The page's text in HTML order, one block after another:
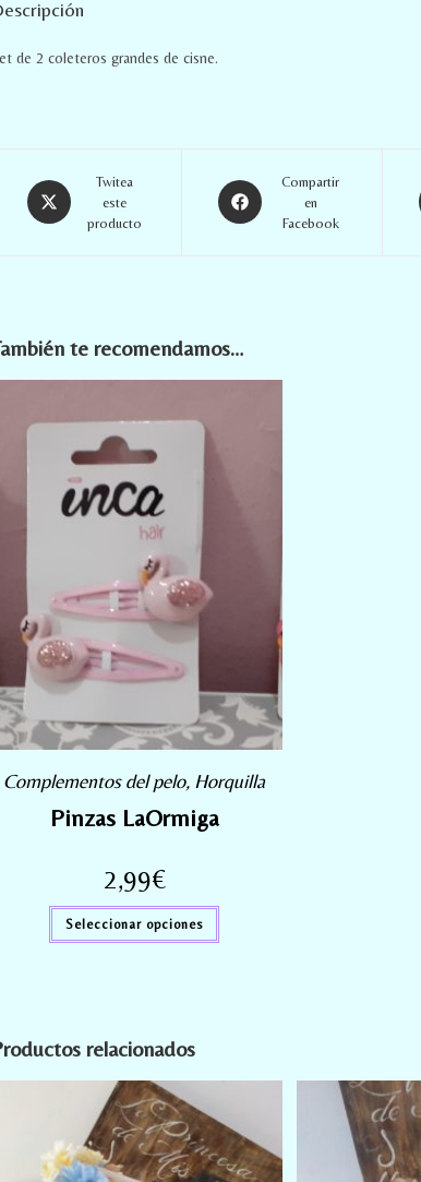
de 2 coleteros grandes de cisne.
Twitea
este
producto
Compartir
en
Facebook
te recomendamos…
Complementos del pelo, Horquilla
Pinzas LaOrmiga
2,99€
Seleccionar opciones
relacionados